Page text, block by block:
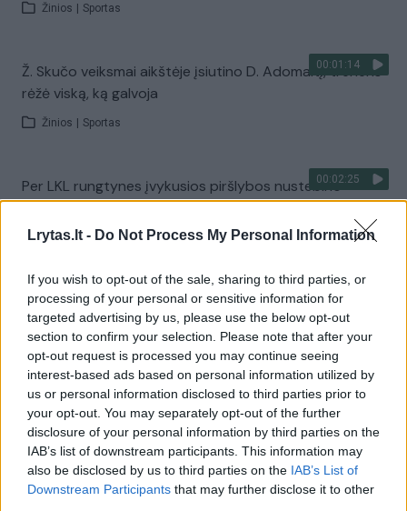
Lrytas.lt - Do Not Process My Personal Information
If you wish to opt-out of the sale, sharing to third parties, or
processing of your personal or sensitive information for
targeted advertising by us, please use the below opt-out
section to confirm your selection. Please note that after your
opt-out request is processed you may continue seeing
interest-based ads based on personal information utilized by
us or personal information disclosed to third parties prior to
your opt-out. You may separately opt-out of the further
disclosure of your personal information by third parties on the
IAB’s list of downstream participants. This information may
also be disclosed by us to third parties on the IAB’s List of
Downstream Participants that may further disclose it to other
Žinios Sportas
00:01:14
Ž. Skučo veiksmai aikštėje įsiutino D. Adomaitį, treneris
rėžė viską, ką galvoja
Žinios Sportas
00:02:25
Per LKL rungtynes įvykusios piršlybos nustebino
žiūrovą: tokios baigties nesitikėjo
Žinios | Videobumas
00:01:10
Lietuvos krepšinio lygoje trivaldystę keičia dvivaldystė
Žinios Sportas
00:00:44
Dainius Adomaitis treniruos Vilniaus „Rytą“
Žinios
LKL uždaryme – išskirtinis apdovanojimas lygos